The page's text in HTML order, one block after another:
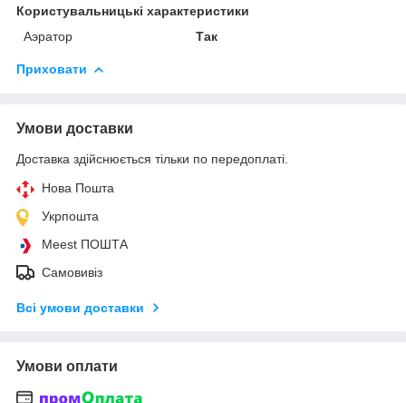
Користувальницькі характеристики
Аэратор
Так
Приховати
Умови доставки
Доставка здійснюється тільки по передоплаті.
Нова Пошта
Укрпошта
Meest ПОШТА
Самовивіз
Всі умови доставки
Умови оплати